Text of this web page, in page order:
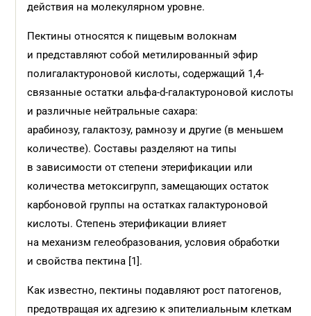
действия на молекулярном уровне.
Пектины относятся к пищевым волокнам
и представляют собой метилированный эфир
полигалактуроновой кислоты, содержащий 1,4-
связанные остатки альфа-d-галактуроновой кислоты
и различные нейтральные сахара:
арабинозу, галактозу, рамнозу и другие (в меньшем
количестве). Составы разделяют на типы
в зависимости от степени этерификации или
количества метоксигрупп, замещающих остаток
карбоновой группы на остатках галактуроновой
кислоты. Степень этерификации влияет
на механизм гелеобразования, условия обработки
и свойства пектина [1].
Как известно, пектины подавляют рост патогенов,
предотвращая их адгезию к эпителиальным клеткам